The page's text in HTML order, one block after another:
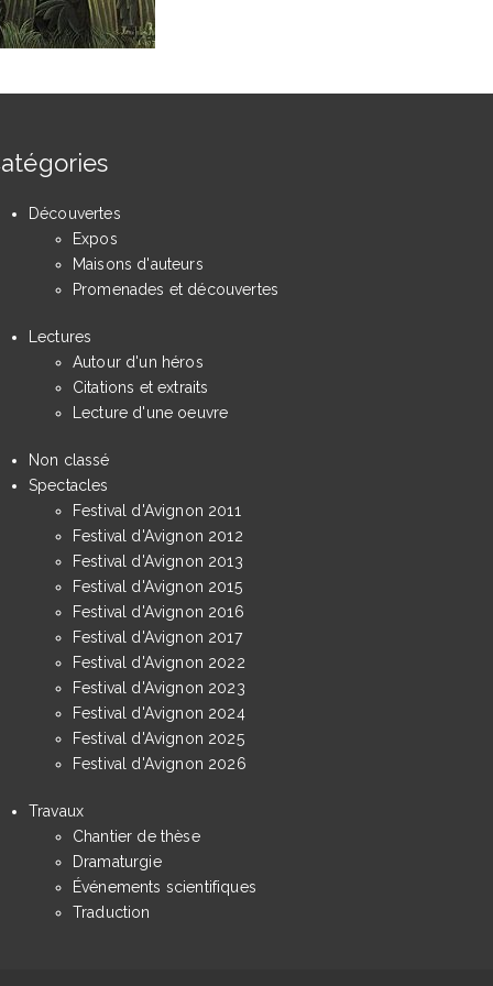
Découvertes
Expos
Maisons d'auteurs
Promenades et découvertes
Lectures
Autour d'un héros
Citations et extraits
Lecture d'une oeuvre
Non classé
Spectacles
Festival d'Avignon 2011
Festival d'Avignon 2012
Festival d'Avignon 2013
Festival d'Avignon 2015
Festival d'Avignon 2016
Festival d'Avignon 2017
Festival d'Avignon 2022
Festival d'Avignon 2023
Festival d'Avignon 2024
Festival d'Avignon 2025
Festival d'Avignon 2026
Travaux
Chantier de thèse
Dramaturgie
Événements scientifiques
Traduction